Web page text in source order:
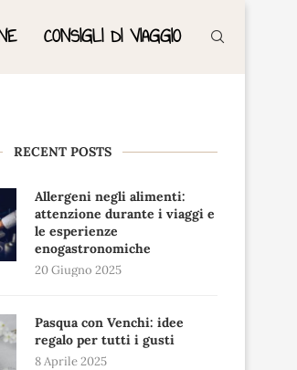
CONSIGLI DI VIAGGIO
RECENT POSTS
Allergeni negli alimenti:
attenzione durante i viaggi e
le esperienze
enogastronomiche
20 Giugno 2025
Pasqua con Venchi: idee
regalo per tutti i gusti
8 Aprile 2025